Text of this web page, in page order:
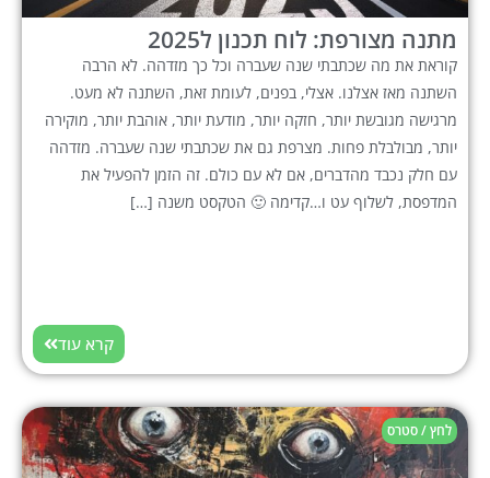
מתנה מצורפת: לוח תכנון ל2025
קוראת את מה שכתבתי שנה שעברה וכל כך מזדהה. לא הרבה
השתנה מאז אצלנו. אצלי, בפנים, לעומת זאת, השתנה לא מעט.
מרגישה מגובשת יותר, חזקה יותר, מודעת יותר, אוהבת יותר, מוקירה
יותר, מבולבלת פחות. מצרפת גם את שכתבתי שנה שעברה. מזדהה
עם חלק נכבד מהדברים, אם לא עם כולם. זה הזמן להפעיל את
המדפסת, לשלוף עט ו…קדימה 🙂 הטקסט משנה […]
קרא עוד
לחץ / סטרס